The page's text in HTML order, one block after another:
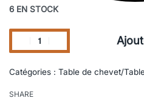
6 EN STOCK
Catégories : Table de chevet/
SHARE